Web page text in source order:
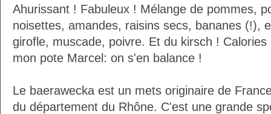
Ahurissant ! Fabuleux ! Mélange de pommes,
noisettes, amandes, raisins secs, bananes (!),
girofle, muscade, poivre. Et du kirsch !
mon pote Marcel: on s'en balance !
Le baerawecka est un mets originaire de
du département du Rhône. C'est une grande